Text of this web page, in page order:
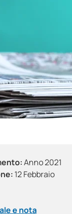
Anno 2021
12 Febbraio
e nota